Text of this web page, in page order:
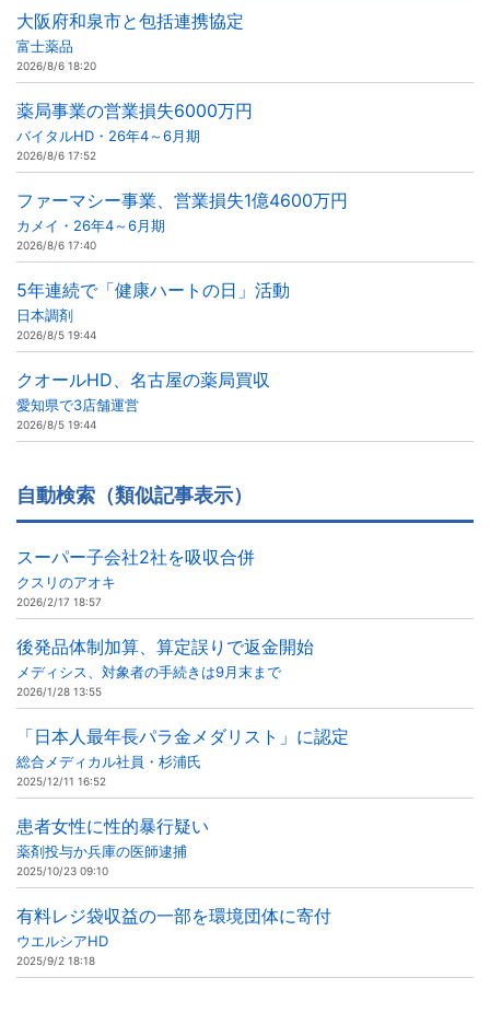
大阪府和泉市と包括連携協定
富士薬品
2026/8/6 18:20
薬局事業の営業損失6000万円
バイタルHD・26年4～6月期
2026/8/6 17:52
ファーマシー事業、営業損失1億4600万円
カメイ・26年4～6月期
2026/8/6 17:40
5年連続で「健康ハートの日」活動
日本調剤
2026/8/5 19:44
クオールHD、名古屋の薬局買収
愛知県で3店舗運営
2026/8/5 19:44
自動検索（類似記事表示）
スーパー子会社2社を吸収合併
クスリのアオキ
2026/2/17 18:57
後発品体制加算、算定誤りで返金開始
メディシス、対象者の手続きは9月末まで
2026/1/28 13:55
「日本人最年長パラ金メダリスト」に認定
総合メディカル社員・杉浦氏
2025/12/11 16:52
患者女性に性的暴行疑い
薬剤投与か兵庫の医師逮捕
2025/10/23 09:10
有料レジ袋収益の一部を環境団体に寄付
ウエルシアHD
2025/9/2 18:18